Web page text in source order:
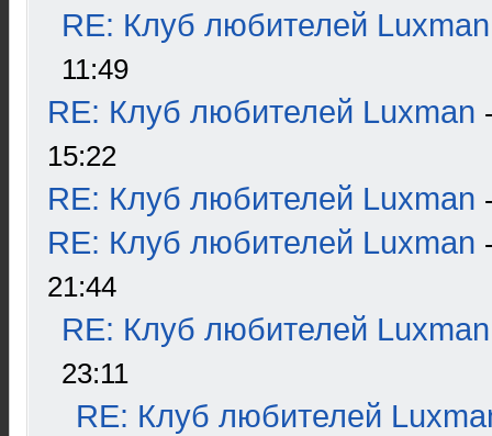
RE: Клуб любителей Luxman
11:49
RE: Клуб любителей Luxman
15:22
RE: Клуб любителей Luxman
RE: Клуб любителей Luxman
21:44
RE: Клуб любителей Luxman
23:11
RE: Клуб любителей